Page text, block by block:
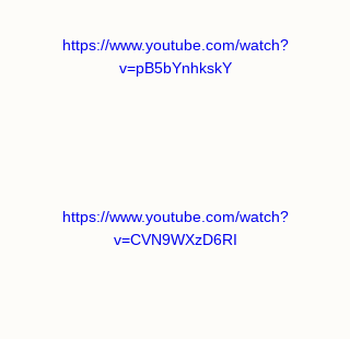
https://www.youtube.com/watch?
v=pB5bYnhkskY
https://www.youtube.com/watch?
v=CVN9WXzD6RI